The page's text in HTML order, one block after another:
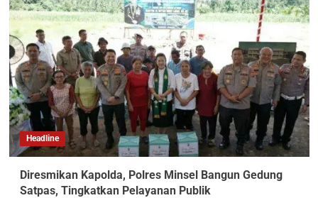
Headline
Diresmikan Kapolda, Polres Minsel Bangun Gedung
Satpas, Tingkatkan Pelayanan Publik